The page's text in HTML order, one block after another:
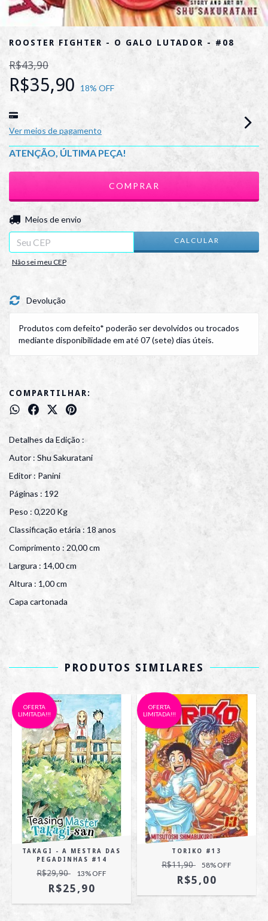
ROOSTER FIGHTER - O GALO LUTADOR - #08
R$43,90
R$35,90 18% OFF
Ver meios de pagamento
ATENÇÃO, ÚLTIMA PEÇA!
Entregas para o CEP:
Meios de envio
CALCULAR
Não sei meu CEP
Devolução
Produtos com defeito* poderão ser devolvidos ou trocados
mediante disponibilidade em até 07 (sete) dias úteis.
COMPARTILHAR:
Detalhes da Edição :
Autor : Shu Sakuratani
Editor : Panini
Páginas : 192
Peso : 0,220 Kg
Classificação etária : 18 anos
Comprimento : 20,00 cm
Largura : 14,00 cm
Altura : 1,00 cm
Capa cartonada
PRODUTOS SIMILARES
OFERTA
LIMITADA!!!
TAKAGI - A MESTRA DAS
PEGADINHAS #14
R$29,90 13% OFF
R$25,90
OFERTA
LIMITADA!!!
TORIKO #13
R$11,90 58% OFF
R$5,00